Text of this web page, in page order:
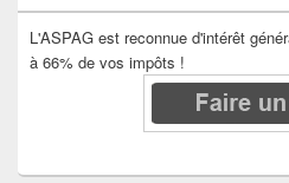
L'ASPAG est reconnue d'intérêt
à 66% de vos impôts !